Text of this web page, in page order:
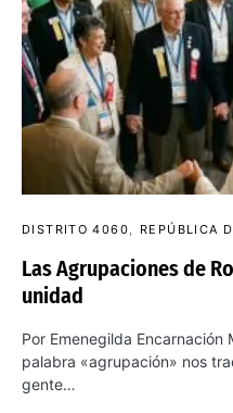
DISTRITO 4060 REPÚBLICA
Las Agrupaciones de
unidad
Por Emenegilda Encarnación
palabra «agrupación» nos
gente…